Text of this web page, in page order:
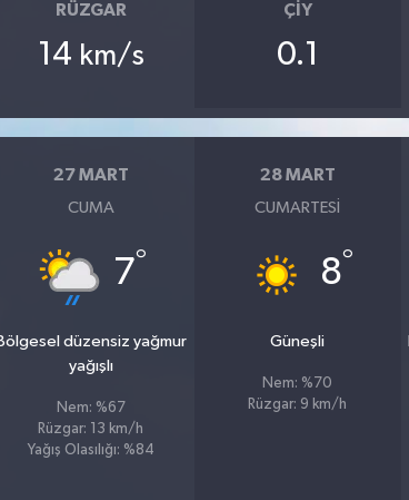
RÜZGAR
14 km/s
ÇIY
0.1
27 MART
CUMA
7°
düzensiz yağmur
yağışlı
Nem: %67
Rüzgar: 13 km/h
Yağış Olasılığı: %84
28 MART
CUMARTESI
8°
Güneşli
Nem: %70
Rüzgar: 9 km/h